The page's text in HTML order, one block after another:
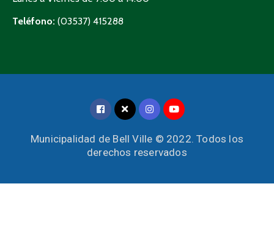
Teléfono: (03537) 415288
Municipalidad de Bell Ville © 2022. Todos los
derechos reservados